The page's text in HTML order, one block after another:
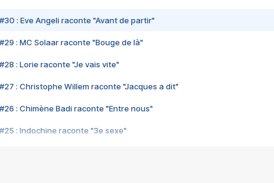
#30 : Eve Angeli raconte "Avant de partir"
#29 : MC Solaar raconte "Bouge de là"
#28 : Lorie raconte "Je vais vite"
#27 : Christophe Willem raconte "Jacques a dit"
#26 : Chimène Badi raconte "Entre nous"
#25 : Indochine raconte "3e sexe"